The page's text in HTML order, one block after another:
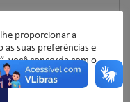
proporcionar a
suas preferências e
você concorda com o